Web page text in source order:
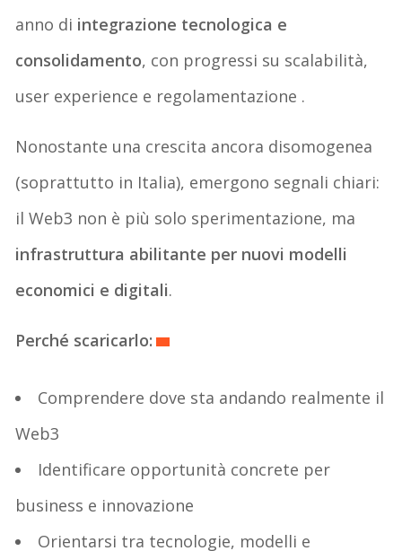
anno di integrazione tecnologica e
consolidamento, con progressi su scalabilità,
user experience e regolamentazione .
Nonostante una crescita ancora disomogenea
(soprattutto in Italia), emergono segnali chiari:
il Web3 non è più solo sperimentazione, ma
infrastruttura abilitante per nuovi modelli
economici e digitali.
Perché scaricarlo:
Comprendere dove sta andando realmente il
Web3
Identificare opportunità concrete per
business e innovazione
Orientarsi tra tecnologie, modelli e